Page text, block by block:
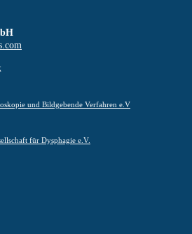
und Bildgebende Verfahren e.V
für Dysphagie e.V.